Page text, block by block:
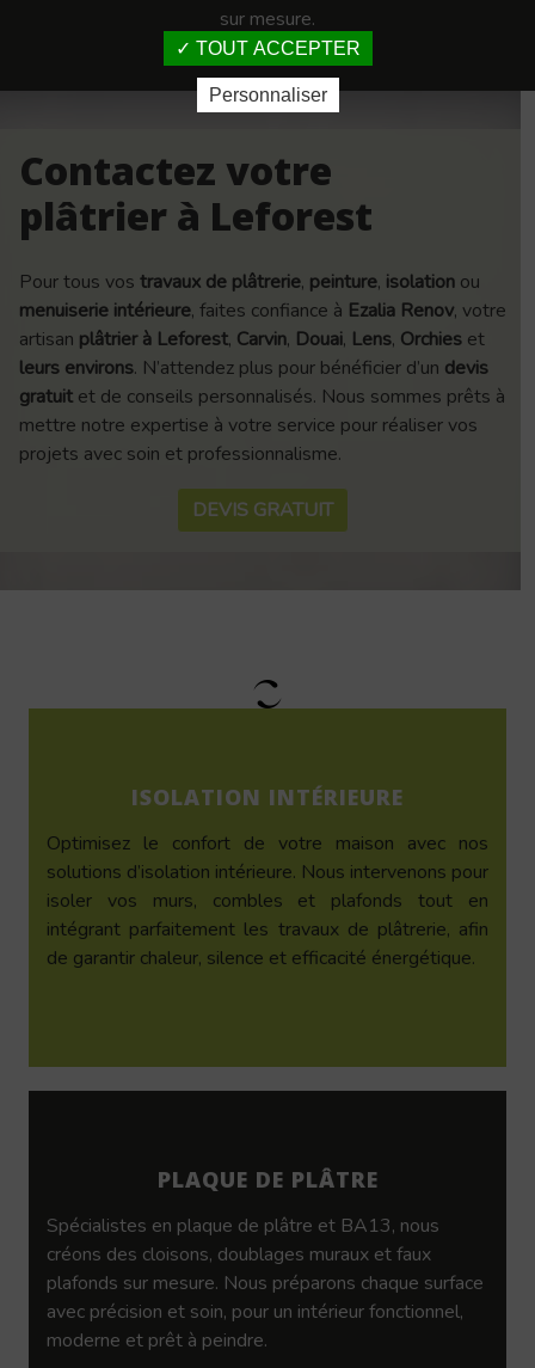
sur mesure.
Contactez votre
plâtrier à Leforest
Pour tous vos travaux de plâtrerie, peinture, isolation ou
menuiserie intérieure, faites confiance à Ezalia Renov, votre
artisan plâtrier à Leforest, Carvin, Douai, Lens, Orchies et
leurs environs. N’attendez plus pour bénéficier d’un devis
gratuit et de conseils personnalisés. Nous sommes prêts à
mettre notre expertise à votre service pour réaliser vos
projets avec soin et professionnalisme.
DEVIS GRATUIT
ISOLATION INTÉRIEURE
Optimisez le confort de votre maison avec nos
solutions d’isolation intérieure. Nous intervenons pour
isoler vos murs, combles et plafonds tout en
intégrant parfaitement les travaux de plâtrerie, afin
de garantir chaleur, silence et efficacité énergétique.
PLAQUE DE PLÂTRE
Spécialistes en plaque de plâtre et BA13, nous
créons des cloisons, doublages muraux et faux
plafonds sur mesure. Nous préparons chaque surface
avec précision et soin, pour un intérieur fonctionnel,
moderne et prêt à peindre.
TOUT ACCEPTER
Personnaliser